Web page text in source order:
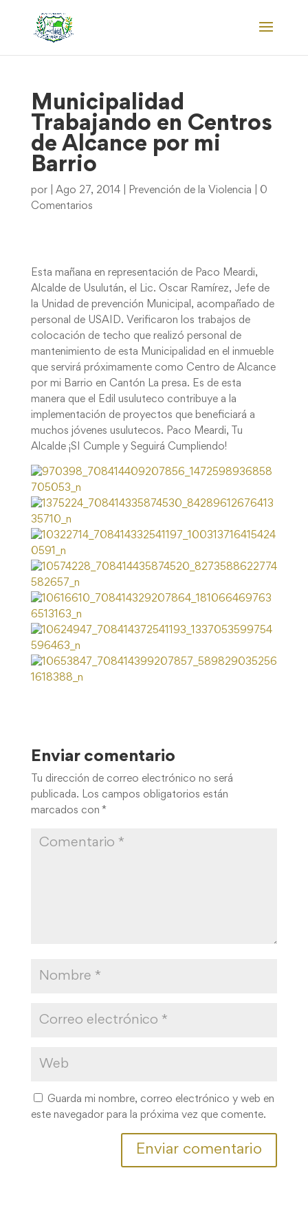
Municipalidad
Trabajando en Centros
de Alcance por mi
Barrio
por Ago 27, 2014| Prevención de la Violencia
0
Comentarios
Esta mañana en representación de Paco Meardi,
Alcalde de Usulután, el Lic. Oscar Ramírez, Jefe de
la Unidad de prevención Municipal, acompañado de
personal de USAID. Verificaron los trabajos de
colocación de techo que realizó personal de
mantenimiento de esta Municipalidad en el inmueble
que servirá próximamente como Centro de Alcance
por mi Barrio en Cantón La presa. Es de esta
manera que el Edil usuluteco contribuye a la
implementación de proyectos que beneficiará a
muchos jóvenes usulutecos. Paco Meardi, Tu
Alcalde ¡SI Cumple y Seguirá Cumpliendo!
Enviar comentario
Tu dirección de correo electrónico no será
publicada. Los campos obligatorios están
marcados con *
Guarda mi nombre, correo electrónico y web en
este navegador para la próxima vez que comente.